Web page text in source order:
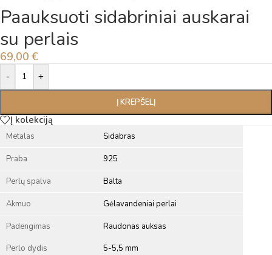
Paauksuoti sidabriniai auskarai
su perlais
69,00 €
- +
Į KREPŠELĮ
Alternative:
Į kolekciją
Metalas Sidabras
Praba 925
Perlų spalva Balta
Akmuo Gėlavandeniai perlai
Padengimas
Raudonas auksas
Perlo dydis
5-5,5 mm